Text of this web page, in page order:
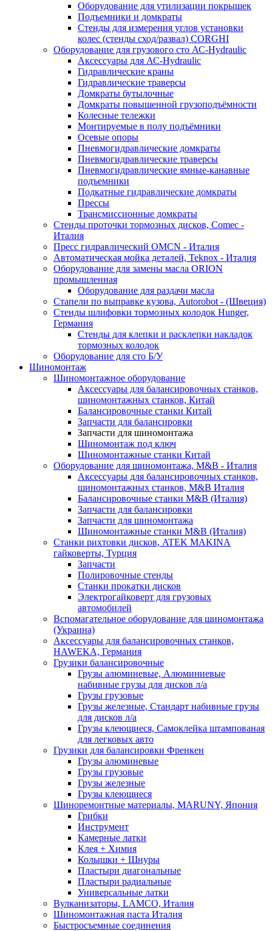
Оборудование для утилизации покрышек
Подъемники и домкраты
Стенды для измерения углов установки
колес (стенды сход/развал) CORGHI
Оборудование для грузового сто АС-Hydraulic
Аксессуары для АС-Hydraulic
Гидравлические краны
Гидравлические траверсы
Домкраты бутылочные
Домкраты повышенной грузоподъёмности
Колесные тележки
Монтируемые в полу подъёмники
Осевые опоры
Пневмогидравлические домкраты
Пневмогидравлические траверсы
Пневмогидравлические ямные-канавные
подъемники
Подкатные гидравлические домкраты
Прессы
Трансмиссионные домкраты
Стенды проточки тормозных дисков, Comec -
Италия
Пресс гидравлический OMCN - Италия
Автоматическая мойка деталей, Teknox - Италия
Оборудование для замены масла ORION
промышленная
Оборудование для раздачи масла
Стапели по выправке кузова, Autorobot - (Швеция)
Стенды шлифовки тормозных колодок Hunger,
Германия
Стенды для клепки и расклепки накладок
тормозных колодок
Оборудование для сто Б/У
Шиномонтаж
Шиномонтажное оборудование
Аксессуары для балансировочных станков,
шиномонтажных станков, Китай
Балансировочные станки Китай
Запчасти для балансировки
Запчасти для шиномонтажа
Шиномонтаж под ключ
Шиномонтажные станки Китай
Оборудование для шиномонтажа, M&B - Италия
Аксессуары для балансировочных станков,
шиномонтажных станков, M&B Италия
Балансировочные станки M&B (Италия)
Запчасти для балансировки
Запчасти для шиномонтажа
Шиномонтажные станки M&B (Италия)
Станки рихтовки дисков, ATEK MAKINA
гайковерты, Турция
Запчасти
Полировочные стенды
Станки прокатки дисков
Электрогайковерт для грузовых
автомобилей
Вспомагательное оборудование для шиномонтажа
(Украина)
Аксессуары для балансировочных станков,
HAWEKA, Германия
Грузики балансировочные
Грузы алюминевые, Алюминиевые
набивные грузы для дисков л/а
Грузы грузовые
Грузы железные, Cтандарт набивные грузы
для дисков л/а
Грузы клеющиеся, Самоклейка штампованая
для легковых авто
Грузики для балансировки Френкен
Грузы алюминевые
Грузы грузовые
Грузы железные
Грузы клеющиеся
Шиноремонтные материалы, MARUNY, Япония
Грибки
Инструмент
Камерные латки
Клея + Химия
Колышки + Шнуры
Пластыри диагональные
Пластыри радиальные
Универсальные латки
Вулканизаторы, LAMCO, Италия
Шиномонтажная паста Италия
Быстросъемные соединения